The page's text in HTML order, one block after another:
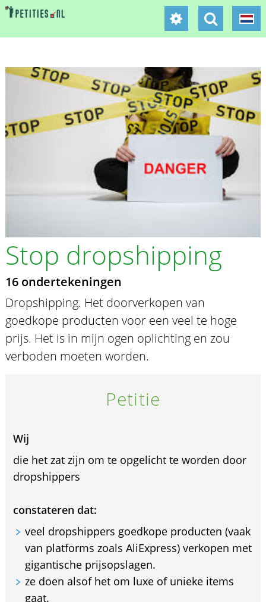
Stop dropshipping
16 ondertekeningen
Dropshipping. Het doorverkopen van
goedkope producten voor een veel te hoge
prijs. Het is in mijn ogen oplichting en zou
verboden moeten worden.
Petitie
Wij
die het zat zijn om te opgelicht te worden door
dropshippers
constateren dat:
veel dropshippers goedkope producten (vaak
van platforms zoals AliExpress) verkopen met
gigantische prijsopslagen.
ze doen alsof het om luxe of unieke items
gaat.